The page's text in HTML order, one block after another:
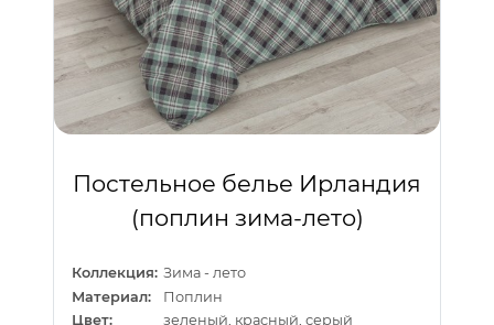
Постельное белье Ирландия
(поплин зима-лето)
Коллекция: Зима - лето
Материал:
Поплин
Цвет:
зеленый, красный, серый